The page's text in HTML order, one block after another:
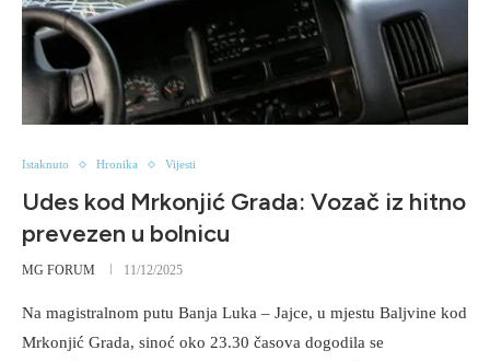
Istaknuto Hronika Vijesti
Udes kod Mrkonjić Grada: Vozač iz hitno
prevezen u bolnicu
MG FORUM 11/12/2025
Na magistralnom putu Banja Luka – Jajce, u mjestu Baljvine kod
Mrkonjić Grada, sinoć oko 23.30 časova dogodila se